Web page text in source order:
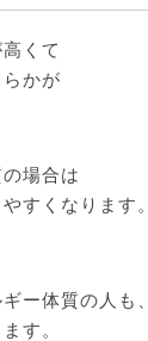
くて
かが
場合は
すくなります。
ー体質の人も、
す。